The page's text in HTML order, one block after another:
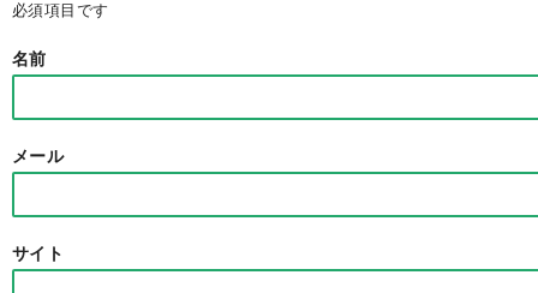
必須項目です
名前
メール
サイト